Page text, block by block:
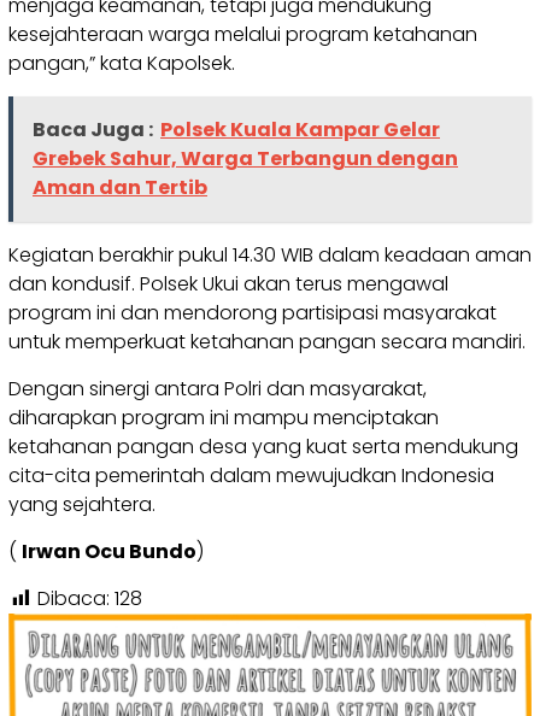
menjaga keamanan, tetapi juga mendukung
kesejahteraan warga melalui program ketahanan
pangan,” kata Kapolsek.
Baca Juga : Polsek Kuala Kampar Gelar
Grebek Sahur, Warga Terbangun dengan
Aman dan Tertib
Kegiatan berakhir pukul 14.30 WIB dalam keadaan aman
dan kondusif. Polsek Ukui akan terus mengawal
program ini dan mendorong partisipasi masyarakat
untuk memperkuat ketahanan pangan secara mandiri.
Dengan sinergi antara Polri dan masyarakat,
diharapkan program ini mampu menciptakan
ketahanan pangan desa yang kuat serta mendukung
cita-cita pemerintah dalam mewujudkan Indonesia
yang sejahtera.
( Irwan Ocu Bundo)
Dibaca: 128